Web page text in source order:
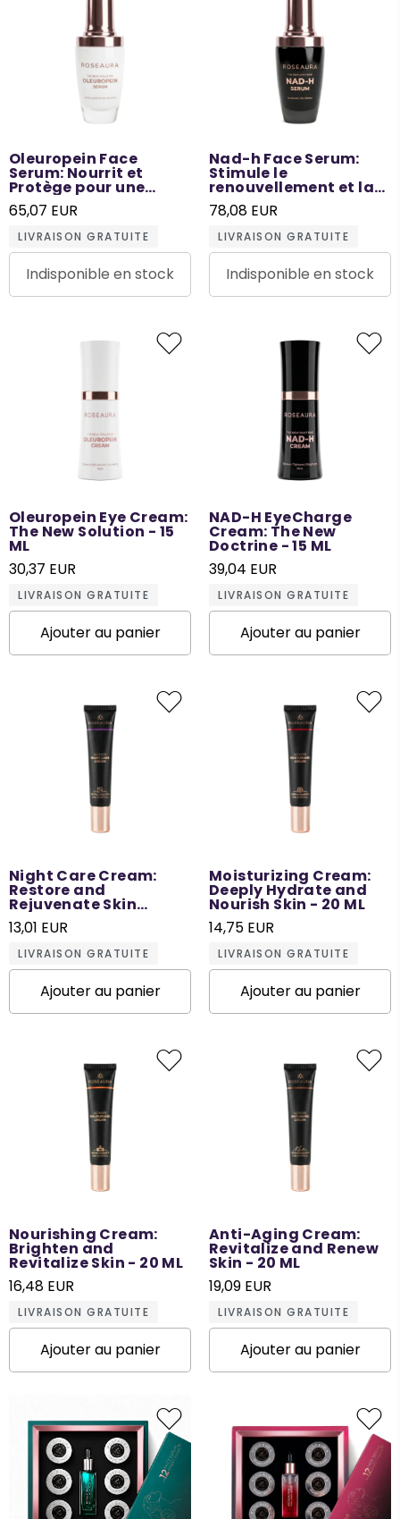
Oleuropein Face
Serum: Nourrit et
Protège pour une
Lueur Jeune - 30 ML
65,07 EUR
LIVRAISON GRATUITE
Indisponible en stock
Nad-h Face Serum:
Stimule le
renouvellement et la
vitalité de la peau - 30
ML
78,08 EUR
LIVRAISON GRATUITE
Indisponible en stock
Oleuropein Eye Cream:
The New Solution - 15
ML
30,37 EUR
LIVRAISON GRATUITE
Ajouter au panier
NAD-H EyeCharge
Cream: The New
Doctrine - 15 ML
39,04 EUR
LIVRAISON GRATUITE
Ajouter au panier
Night Care Cream:
Restore and
Rejuvenate Skin
Overnight - 20 ML
13,01 EUR
LIVRAISON GRATUITE
Ajouter au panier
Moisturizing Cream:
Deeply Hydrate and
Nourish Skin - 20 ML
14,75 EUR
LIVRAISON GRATUITE
Ajouter au panier
Nourishing Cream:
Brighten and
Revitalize Skin - 20 ML
16,48 EUR
LIVRAISON GRATUITE
Ajouter au panier
Anti-Aging Cream:
Revitalize and Renew
Skin - 20 ML
19,09 EUR
LIVRAISON GRATUITE
Ajouter au panier